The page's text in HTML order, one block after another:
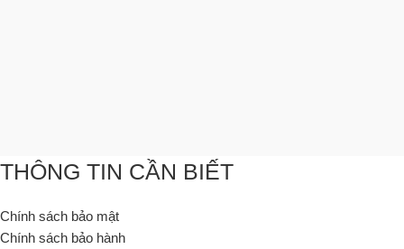
THÔNG TIN CẦN BIẾT
Chính sách bảo mật
Chính sách bảo hành